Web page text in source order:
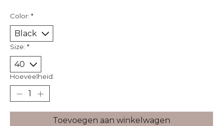
Color: *
Size: *
Hoeveelheid:
Toevoegen aan winkelwagen